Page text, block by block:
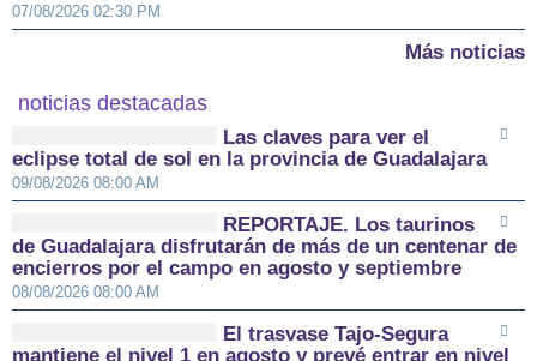
07/08/2026 02:30 PM
Más noticias
noticias destacadas
Las claves para ver el
eclipse total de sol en la provincia de Guadalajara
09/08/2026 08:00 AM
REPORTAJE. Los taurinos
de Guadalajara disfrutarán de más de un centenar de
encierros por el campo en agosto y septiembre
08/08/2026 08:00 AM
El trasvase Tajo-Segura
mantiene el nivel 1 en agosto y prevé entrar en nivel